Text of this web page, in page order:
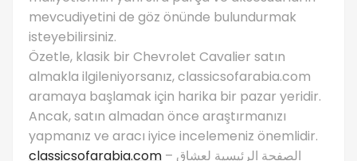
mevcudiyetini de göz önünde bulundurmak
isteyebilirsiniz.
Özetle, klasik bir Chevrolet Cavalier satın
almakla ilgileniyorsanız, classicsofarabia.com
aramaya başlamak için harika bir pazar yeridir.
Ancak, satın almadan önce araştırmanızı
yapmanız ve aracı iyice incelemeniz önemlidir.
classicsofarabia.com – الصفحة الرئيسية لعشاق